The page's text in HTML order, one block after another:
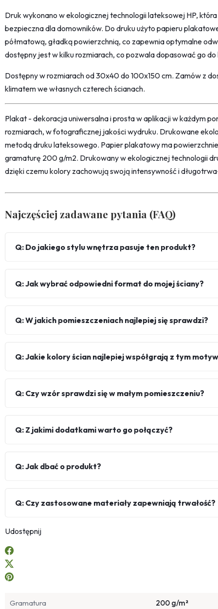
Druk wykonano w ekologicznej technologii lateksowej HP,
bezpieczna dla domowników. Do druku użyto papieru
półmatową, gładką powierzchnią, co zapewnia optymalne
dostępny jest w kilku rozmiarach, co pozwala dopasować go
Dostępny w rozmiarach od 30x40 do 100x150 cm. Zamów z
klimatem we własnych czterech ścianach.
Plakat - dekoracja uniwersalna i prosta w aplikacji w każdym
rozmiarach, w fotograficznej jakości wydruku. Drukowane
metodą druku lateksowego. Papier plakatowy ma
gramaturę 200 g/m2. Drukowany w ekologicznej technologii
dzięki czemu kolory zachowują swoją intensywność i
Najczęściej zadawane pytania (FAQ)
Q: Do jakiego stylu wnętrza pasuje ten produkt?
Q: Jak wybrać odpowiedni format do mojej ściany?
Q: W jakich pomieszczeniach najlepiej się sprawdzi?
Q: Jakie kolory ścian najlepiej współgrają z tym
Q: Czy wzór sprawdzi się w małym pomieszczeniu?
Q: Z jakimi dodatkami warto go połączyć?
Q: Jak dbać o produkt?
Q: Czy zastosowane materiały zapewniają trwałość?
Udostępnij
Gramatura 200 g/m²